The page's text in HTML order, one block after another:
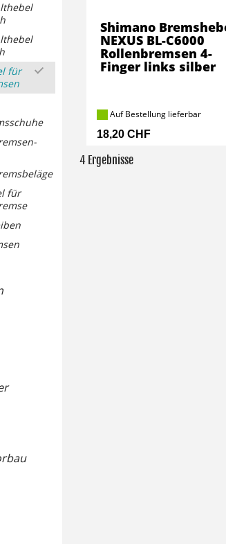
für
für
Auf Bestellung lieferbar
18,20 CHF
Shimano
NEXUS BL-C6000
Rollenbremsen 4-
Finger links silber
4 Ergebnisse